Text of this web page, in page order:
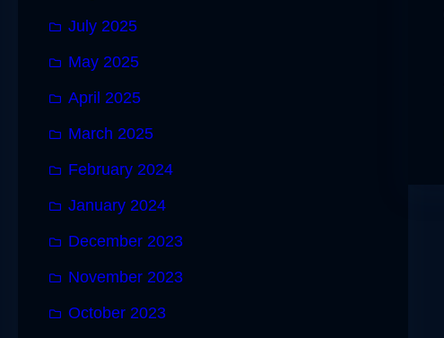
July 2025
May 2025
April 2025
March 2025
February 2024
January 2024
December 2023
November 2023
October 2023